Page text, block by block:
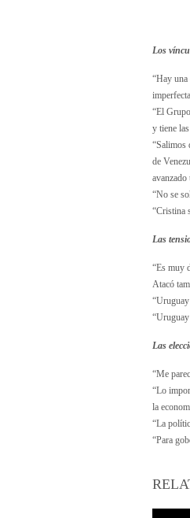
Los
“Hay una
“El
y tiene
“Salimos
de
“No se
“Cristina
Las
“Es muy
Atacó
“Uruguay
Las
“Me
“Lo
la
“La
“Para